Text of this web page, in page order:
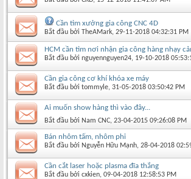
Cần tìm xưởng gia công CNC 4D
Bắt đầu bởi TheAMark‎, 29-11-2018 04:32:31 PM
HCM cần tìm nơi nhận gia công hàng nhạy
Bắt đầu bởi nguyennguyen24‎, 19-10-2018
Cần gia công cơ khí khóa xe máy
Bắt đầu bởi tommyle‎, 31-05-2018 03:50:42 PM
Ai muốn show hàng thì vào đây...
Bắt đầu bởi Nam CNC‎, 23-04-2015 09:26:08 PM
Bán nhôm tấm, nhôm phi
Bắt đầu bởi Nguyễn Hữu Mạnh‎, 28-04-2018
Cần cắt laser hoặc plasma đĩa thắng
Bắt đầu bởi cxkien‎, 09-04-2018 12:58:53 PM